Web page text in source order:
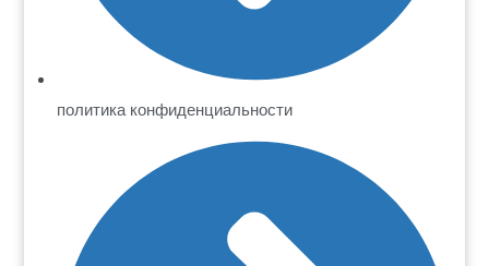
политика конфиденциальности